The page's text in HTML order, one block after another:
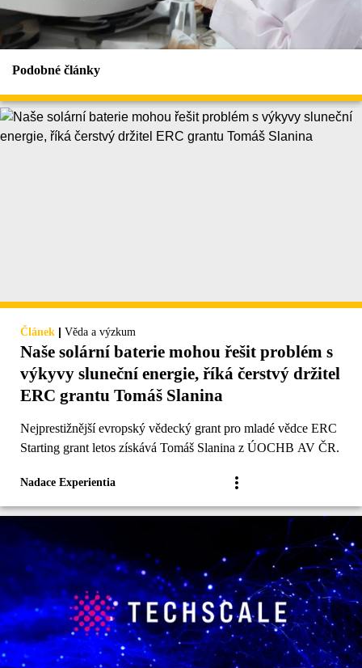
Podobné články
Článek | Věda a výzkum
Naše solární baterie mohou řešit problém s
výkyvy sluneční energie, říká čerstvý držitel
ERC grantu Tomáš Slanina
Nejprestižnější evropský vědecký grant pro mladé vědce ERC
Starting grant letos získává Tomáš Slanina z ÚOCHB AV ČR.
Nadace Experientia